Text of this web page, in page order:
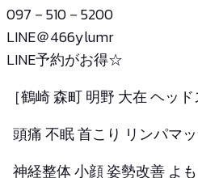
097－510－5200
LINE＠466ylumr
LINE予約がお得☆
［鶴崎 森町 明野 大在 ヘッ
頭痛 不眠 首こり リンパマ
神経整体 小顔 姿勢改善 よも